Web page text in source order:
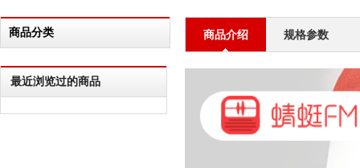
商品分类
最近浏览过的商品
商品介绍 规格参数